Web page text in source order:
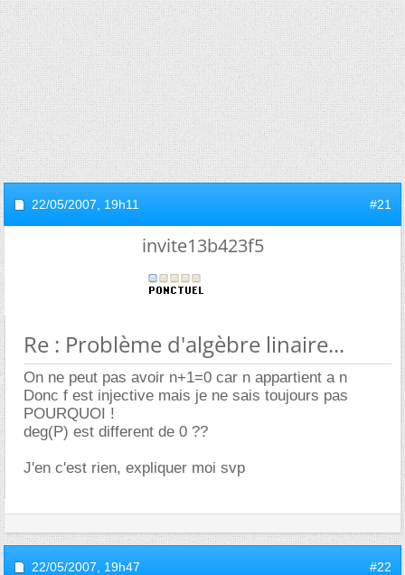
22/05/2007, 19h11 #21
invite13b423f5
Re : Problème d'algèbre linaire...
On ne peut pas avoir n+1=0 car n appartient a n
Donc f est injective mais je ne sais toujours pas
POURQUOI !
deg(P) est different de 0 ??
J'en c'est rien, expliquer moi svp
22/05/2007, 19h47 #22